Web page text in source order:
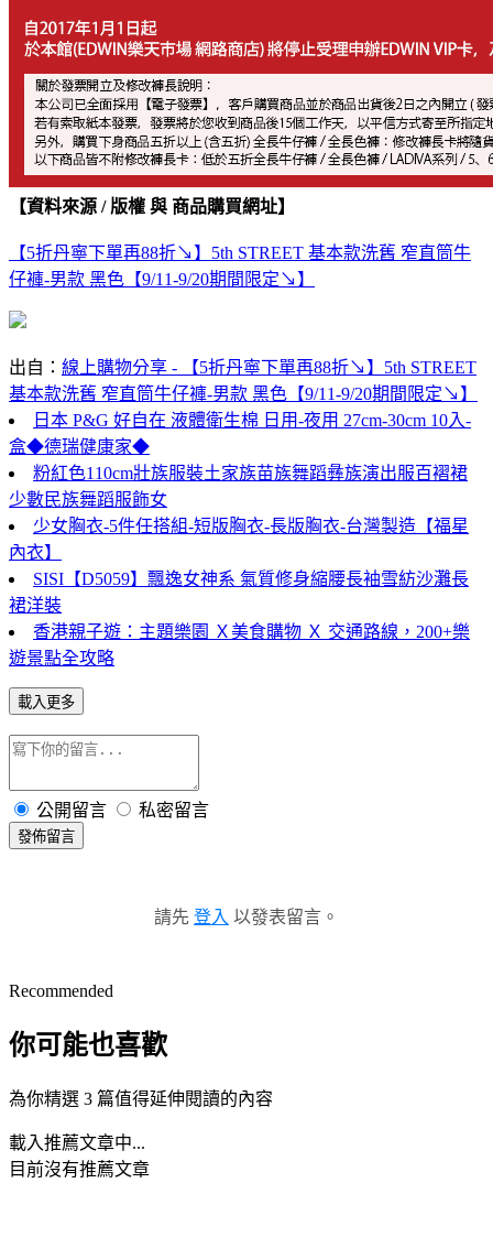
【資料來源 / 版權 與 商品購買網址】
【5折丹寧下單再88折↘】5th STREET 基本款洗舊 窄直筒牛
仔褲-男款 黑色【9/11-9/20期間限定↘】
出自： 線上購物分享 - 【5折丹寧下單再88折↘】5th STREET
基本款洗舊 窄直筒牛仔褲-男款 黑色【9/11-9/20期間限定↘】
日本 P&G 好自在 液體衛生棉 日用-夜用 27cm-30cm 10入-
盒◆德瑞健康家◆
粉紅色110cm壯族服裝土家族苗族舞蹈彝族演出服百褶裙
少數民族舞蹈服飾女
少女胸衣-5件任搭組-短版胸衣-長版胸衣-台灣製造【福星
內衣】
SISI【D5059】飄逸女神系 氣質修身縮腰長袖雪紡沙灘長
裙洋裝
香港親子遊：主題樂園 Ｘ美食購物 Ｘ 交通路線，200+樂
遊景點全攻略
載入更多
公開留言 私密留言
發佈留言
請先 登入 以發表留言。
Recommended
你可能也喜歡
為你精選 3 篇值得延伸閱讀的內容
載入推薦文章中...
目前沒有推薦文章